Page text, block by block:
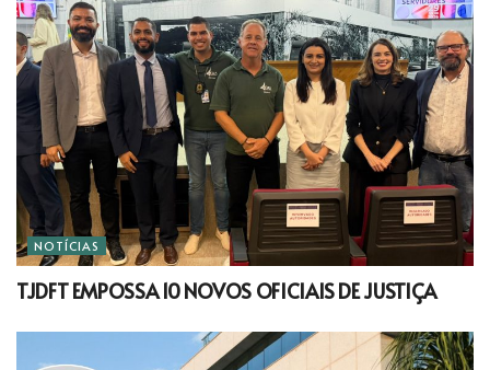
NOTÍCIAS
TJDFT EMPOSSA 10 NOVOS OFICIAIS DE JUSTIÇA